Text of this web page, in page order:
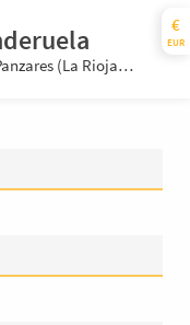
€
EUR
(La Rioja)